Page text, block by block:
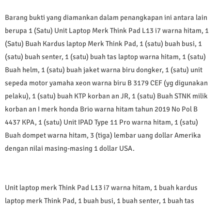
Barang bukti yang diamankan dalam penangkapan ini antara lain
berupa 1 (Satu) Unit Laptop Merk Think Pad L13 i7 warna hitam, 1
(Satu) Buah Kardus laptop Merk Think Pad, 1 (satu) buah busi, 1
(satu) buah senter, 1 (satu) buah tas laptop warna hitam, 1 (satu)
Buah helm, 1 (satu) buah jaket warna biru dongker, 1 (satu) unit
sepeda motor yamaha xeon warna biru B 3179 CEF (yg digunakan
pelaku), 1 (satu) buah KTP korban an JR, 1 (satu) Buah STNK milik
korban an I merk honda Brio warna hitam tahun 2019 No Pol B
4437 KPA, 1 (satu) Unit IPAD Type 11 Pro warna hitam, 1 (satu)
Buah dompet warna hitam, 3 (tiga) lembar uang dollar Amerika
dengan nilai masing-masing 1 dollar USA.
Unit laptop merk Think Pad L13 i7 warna hitam, 1 buah kardus
laptop merk Think Pad, 1 buah busi, 1 buah senter, 1 buah tas